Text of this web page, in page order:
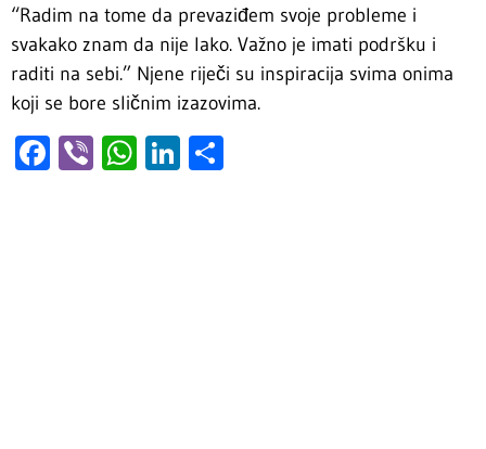
“Radim na tome da prevaziđem svoje probleme i
svakako znam da nije lako. Važno je imati podršku i
raditi na sebi.” Njene riječi su inspiracija svima onima
koji se bore sličnim izazovima.
Facebook
ViberWhatsApp
LinkedIn